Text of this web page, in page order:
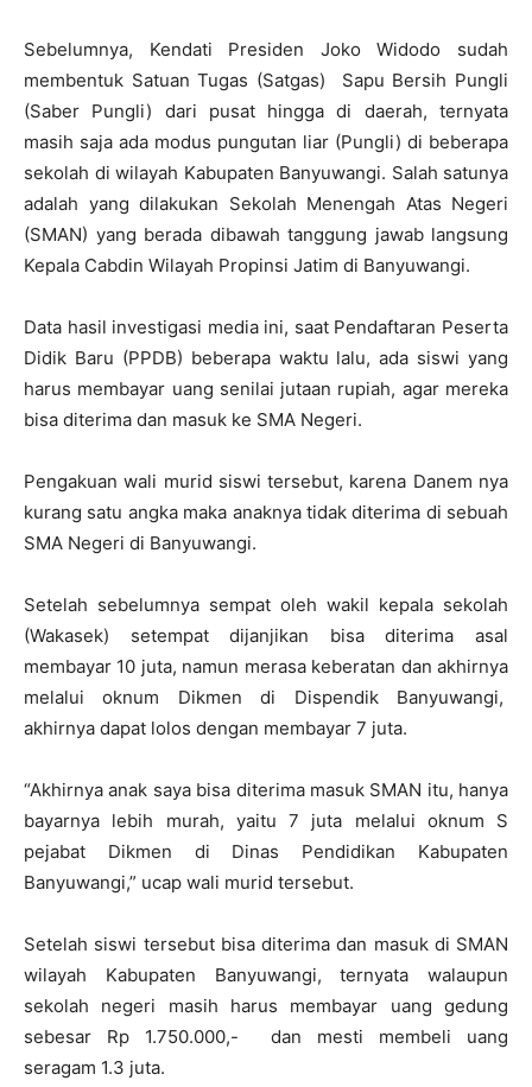
Sebelumnya, Kendati Presiden Joko Widodo sudah
membentuk Satuan Tugas (Satgas) Sapu Bersih Pungli
(Saber Pungli) dari pusat hingga di daerah, ternyata
masih saja ada modus pungutan liar (Pungli) di beberapa
sekolah di wilayah Kabupaten Banyuwangi. Salah satunya
adalah yang dilakukan Sekolah Menengah Atas Negeri
(SMAN) yang berada dibawah tanggung jawab langsung
Kepala Cabdin Wilayah Propinsi Jatim di Banyuwangi.
Data hasil investigasi media ini, saat Pendaftaran Peserta
Didik Baru (PPDB) beberapa waktu lalu, ada siswi yang
harus membayar uang senilai jutaan rupiah, agar mereka
bisa diterima dan masuk ke SMA Negeri.
Pengakuan wali murid siswi tersebut, karena Danem nya
kurang satu angka maka anaknya tidak diterima di sebuah
SMA Negeri di Banyuwangi.
Setelah sebelumnya sempat oleh wakil kepala sekolah
(Wakasek) setempat dijanjikan bisa diterima asal
membayar 10 juta, namun merasa keberatan dan akhirnya
melalui oknum Dikmen di Dispendik Banyuwangi,
akhirnya dapat lolos dengan membayar 7 juta.
“Akhirnya anak saya bisa diterima masuk SMAN itu, hanya
bayarnya lebih murah, yaitu 7 juta melalui oknum S
pejabat Dikmen di Dinas Pendidikan Kabupaten
Banyuwangi,” ucap wali murid tersebut.
Setelah siswi tersebut bisa diterima dan masuk di SMAN
wilayah Kabupaten Banyuwangi, ternyata walaupun
sekolah negeri masih harus membayar uang gedung
sebesar Rp 1.750.000,- dan mesti membeli uang
seragam 1.3 juta.